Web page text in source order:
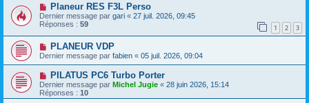
Planeur RES F3L Perso
Dernier message par gari « 27 juil. 2026, 09:45
Réponses : 59 1 2 3
PLANEUR VDP
Dernier message par fabien « 05 juil. 2026, 09:04
PILATUS PC6 Turbo Porter
Dernier message par Michel Jugie « 28 juin 2026, 15:14
Réponses : 10